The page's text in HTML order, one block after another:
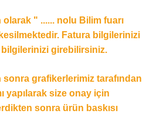
" ...... nolu Bilim fuarı
Fatura bilgilerinizi
girebilirsiniz.
sonra grafikerlerimiz tarafından
yapılarak size onay için
sonra ürün baskısı